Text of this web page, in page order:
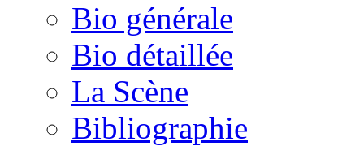
Bio générale
Bio détaillée
La Scène
Bibliographie